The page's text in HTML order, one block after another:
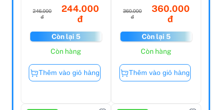
246.000
đ
244.000
đ
Còn lại 5
Còn hàng
Thêm vào giỏ hàng
360.000
đ
360.000
đ
Còn lại 5
Còn hàng
Thêm vào giỏ hàng